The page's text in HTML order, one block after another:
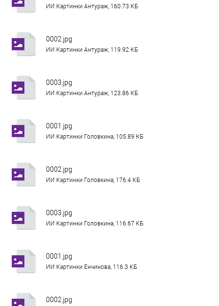
ИИ Картинки Антураж, 160.73 КБ
0002.jpg
ИИ Картинки Антураж, 119.92 КБ
0003.jpg
ИИ Картинки Антураж, 123.86 КБ
0001.jpg
ИИ Картинки Головкина, 105.89 КБ
0002.jpg
ИИ Картинки Головкина, 176.4 КБ
0003.jpg
ИИ Картинки Головкина, 116.67 КБ
0001.jpg
ИИ Картинки Енчинова, 116.3 КБ
0002.jpg